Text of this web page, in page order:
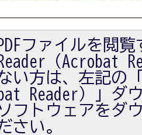
ファイルを閲
（Acrobat
い方は、左記の
Reader）」ダ
フトウェアをダ
さい。